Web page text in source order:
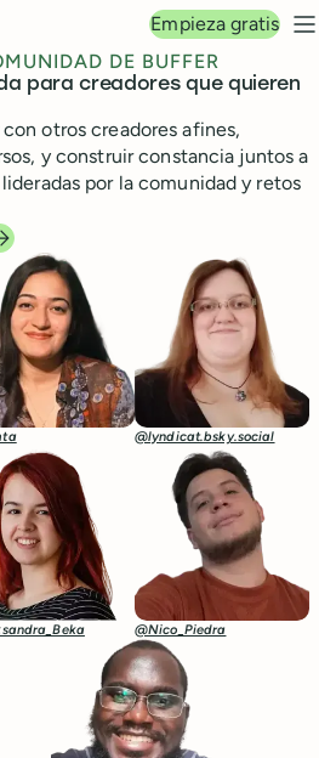
Empieza gratis
DE BUFFER
para creadores que quieren
otros creadores afines,
y construir constancia juntos a
por la comunidad y retos
@lyndicat.bsky.social
@Nico_Piedra